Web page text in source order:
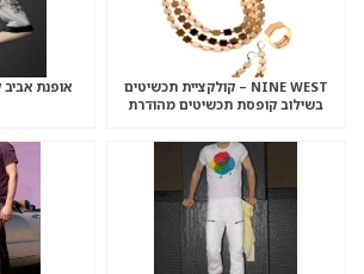
NINE WEST – קולקציית תכשיטים
בשילוב קופסת תכשיטים מהודרת
אופנת אביב קיץ 2008 –